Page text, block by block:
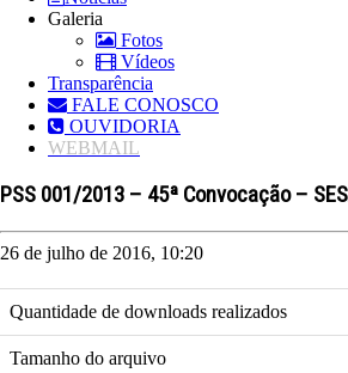
Galeria
Fotos
Vídeos
Transparência
FALE CONOSCO
OUVIDORIA
WEBMAIL
PSS 001/2013 – 45ª Convocação –
26 de julho de 2016, 10:20
Quantidade de downloads realizados
Tamanho do arquivo